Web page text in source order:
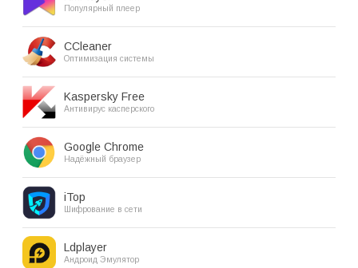
Популярный плеер
CCleaner
Оптимизация системы
Kaspersky Free
Антивирус касперского
Google Chrome
Надёжный браузер
iTop
Шифрование в сети
Ldplayer
Андроид Эмулятор